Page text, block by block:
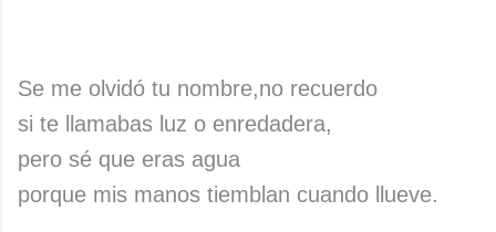
Se me olvidó tu nombre,no recuerdo
si te llamabas luz o enredadera,
pero sé que eras agua
porque mis manos tiemblan cuando llueve.